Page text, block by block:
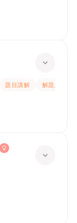
題目講解
解題思路